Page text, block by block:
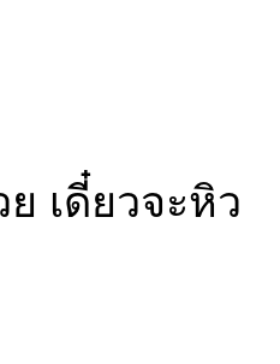
เดี๋ยวจะหิว